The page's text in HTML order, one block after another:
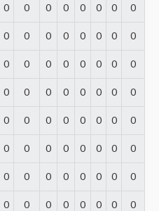
0 0 0 0 0 0 0 0
0 0 0 0 0 0 0 0
0 0 0 0 0 0 0 0
0 0 0 0 0 0 0 0
0 0 0 0 0 0 0 0
0 0 0 0 0 0 0 0
0 0 0 0 0 0 0 0
0 0 0 0 0 0 0 0